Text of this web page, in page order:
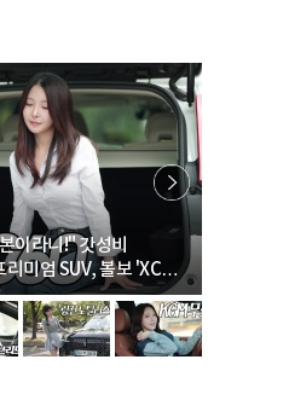
이라니!" 갓성비
미엄 SUV, 볼보 'XC60